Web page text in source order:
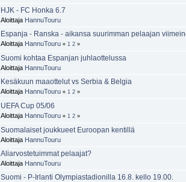
HJK - FC Honka 6.7
Aloittaja HannuTouru
Espanja - Ranska - aikansa suurimman pelaajan
Aloittaja HannuTouru « 1 2 »
Suomi kohtaa Espanjan juhlaottelussa
Aloittaja HannuTouru
Kesäkuun maaottelut vs Serbia & Belgia
Aloittaja HannuTouru « 1 2 »
UEFA Cup 05/06
Aloittaja HannuTouru « 1 2 »
Suomalaiset joukkueet Euroopan kentillä
Aloittaja HannuTouru
Aliarvostetuimmat pelaajat?
Aloittaja HannuTouru
Suomi - P-Irlanti Olympiastadionilla 16.8. kello 19.00.